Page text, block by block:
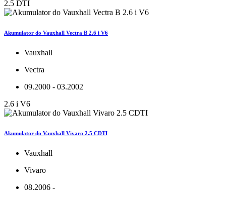
2.5 DTI
Akumulator do Vauxhall Vectra B 2.6 i V6
Vauxhall
Vectra
09.2000 - 03.2002
2.6 i V6
Akumulator do Vauxhall Vivaro 2.5 CDTI
Vauxhall
Vivaro
08.2006 -